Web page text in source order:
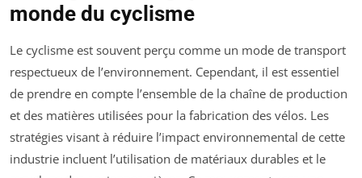
monde du cyclisme
Le cyclisme est souvent perçu comme un mode de transport
respectueux de l’environnement. Cependant, il est essentiel
de prendre en compte l’ensemble de la chaîne de production
et des matières utilisées pour la fabrication des vélos. Les
stratégies visant à réduire l’impact environnemental de cette
industrie incluent l’utilisation de matériaux durables et le